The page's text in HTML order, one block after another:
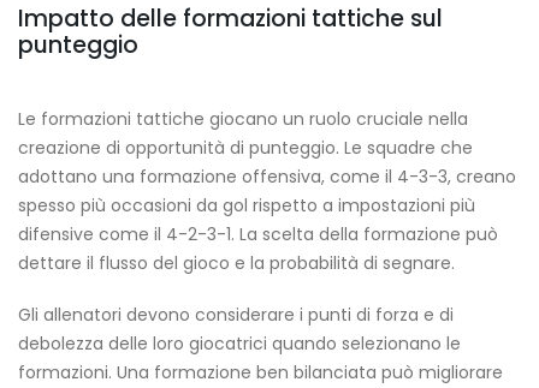
Impatto delle formazioni tattiche sul
punteggio
Le formazioni tattiche giocano un ruolo cruciale nella
creazione di opportunità di punteggio. Le squadre che
adottano una formazione offensiva, come il 4-3-3, creano
spesso più occasioni da gol rispetto a impostazioni più
difensive come il 4-2-3-1. La scelta della formazione può
dettare il flusso del gioco e la probabilità di segnare.
Gli allenatori devono considerare i punti di forza e di
debolezza delle loro giocatrici quando selezionano le
formazioni. Una formazione ben bilanciata può migliorare